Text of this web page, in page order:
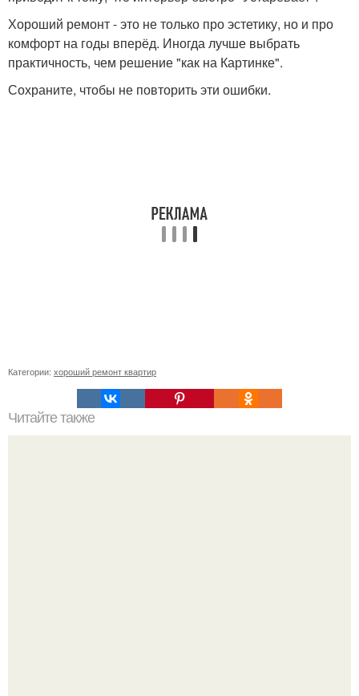
Хороший ремонт - это не только про эстетику, но и про
комфорт на годы вперёд. Иногда лучше выбрать
практичность, чем решение "как на Картинке".
Сохраните, чтобы не повторить эти ошибки.
Категории: хороший ремонт квартир
Читайте также